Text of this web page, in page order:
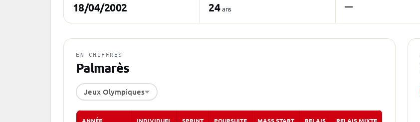
18/04/2002 24 ans —
EN CHIFFRES
Palmarès
Jeux Olympiques